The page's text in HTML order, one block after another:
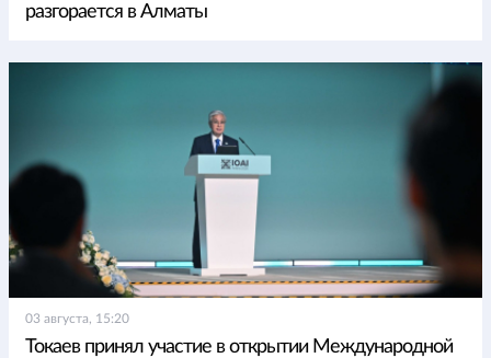
разгорается в Алматы
03 августа, 15:20
Токаев принял участие в открытии Международной